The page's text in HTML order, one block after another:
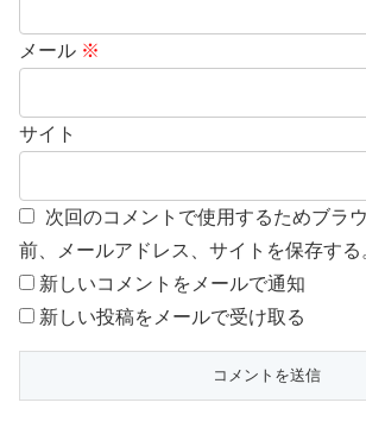
メール ※
サイト
次回のコメントで使用するためブラ
前、メールアドレス、サイトを保存する
新しいコメントをメールで通知
新しい投稿をメールで受け取る